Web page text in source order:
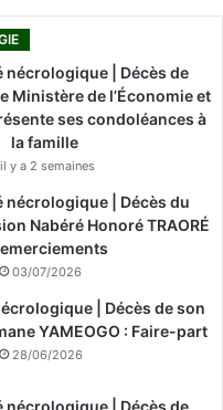
nécrologique | Décès de
Ministère de l’Économie et
ses condoléances à
la famille
il y a 2 semaines
nécrologique | Décès du
Nabéré Honoré TRAORÉ
03/07/2026
| Décès de son
YAMEOGO : Faire-part
28/06/2026
nécrologique | Décès de